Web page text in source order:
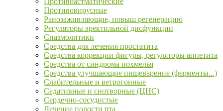
Противовирусные
Ранозаживляющие, повыш регенерацию
Регуляторы эректильной дисфункции
Спазмолитики
Средства для лечения простатита
Средства коррекции фигуры, регуляторы аппетита
Средства от синдрома похмелья
Средства улучшающие пищеварение (ферменты...)
Слабительные и ветрогонные
Седативные и снотворные (ЦНС)
Сердечно-сосудистые
Лечение полости рта